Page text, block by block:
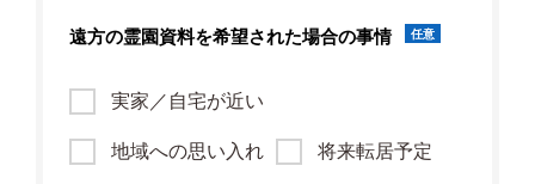
遠方の霊園資料を希望された場合の事情 任意
実家／自宅が近い
地域への思い入れ 将来転居予定